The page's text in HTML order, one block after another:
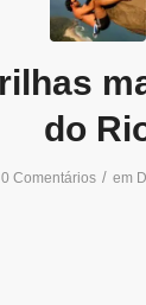
do
0 Comentários / em